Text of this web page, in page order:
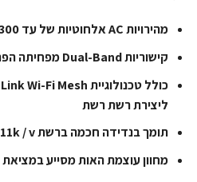
מהירויות AC אלחוטיות של עד 1300 Mbps
קישוריות Dual-Band מפחיתה הפרעות
ליצירת רשת רשת
תומך בנדידה חכמה ברשת 802.11k / v
מחוון עוצמת האות מסייע